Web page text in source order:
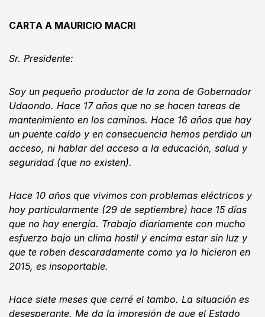
CARTA A MAURICIO MACRI
Sr. Presidente:
Soy un pequeño productor de la zona de Gobernador
Udaondo. Hace 17 años que no se hacen tareas de
mantenimiento en los caminos. Hace 16 años que hay
un puente caído y en consecuencia hemos perdido un
acceso, ni hablar del acceso a la educación, salud y
seguridad (que no existen).
Hace 10 años que vivimos con problemas eléctricos y
hoy particularmente (29 de septiembre) hace 15 días
que no hay energía. Trabajo diariamente con mucho
esfuerzo bajo un clima hostil y encima estar sin luz y
que te roben descaradamente como ya lo hicieron en
2015, es insoportable.
Hace siete meses que cerré el tambo. La situación es
desesperante. Me da la impresión de que el Estado